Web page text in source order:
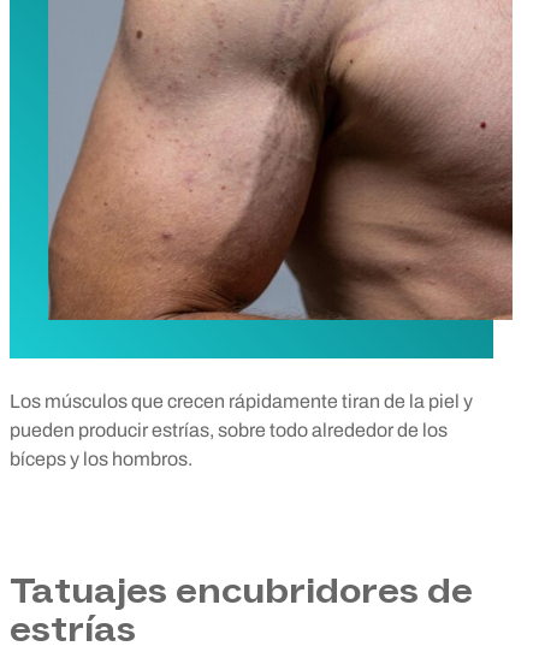
Los músculos que crecen rápidamente tiran de la piel y
pueden producir estrías, sobre todo alrededor de los
bíceps y los hombros.
Tatuajes encubridores de
estrías